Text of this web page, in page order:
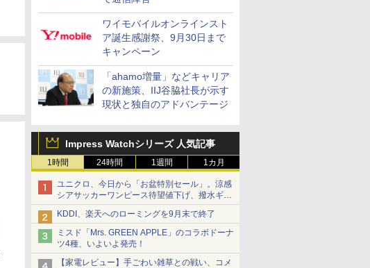
ワイモバイルオンラインスト
ア誕生感謝祭、9月30日まで
キャンペーン
「ahamo増量」などキャリア
の新施策、IIJ谷脇社長が示す
現状と独自のアドバンテージ
Impress Watchシリーズ 人気記事
1時間 24時間 1週間 1カ月
ユニクロ、今日から「お盆特別セール」。涼感
シアサッカーワンピース待望値下げ、撥水ギア
ショーツは1990円に
KDDI、楽天へのローミングを9月末で終了
ミスド「Mrs. GREEN APPLE」のコラボドーナ
ツ4種、いよいよ発売！
【家電レビュー】手ごわい雑草との戦い、コメ